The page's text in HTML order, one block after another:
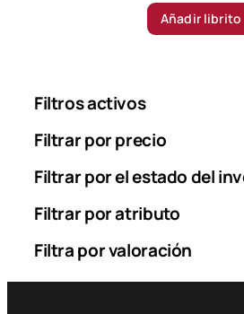
Añadir librito
Filtros activos
Filtrar por precio
Filtrar por el estado del
Filtrar por atributo
Filtra por valoración